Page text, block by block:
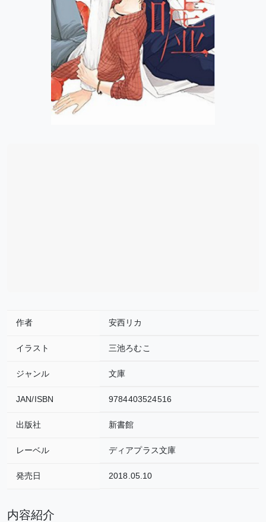
作者 安西リカ
イラスト 三池ろむこ
ジャンル 文庫
JAN/ISBN 9784403524516
出版社 新書館
レーベル ディアプラス文庫
発売日 2018.05.10
内容紹介